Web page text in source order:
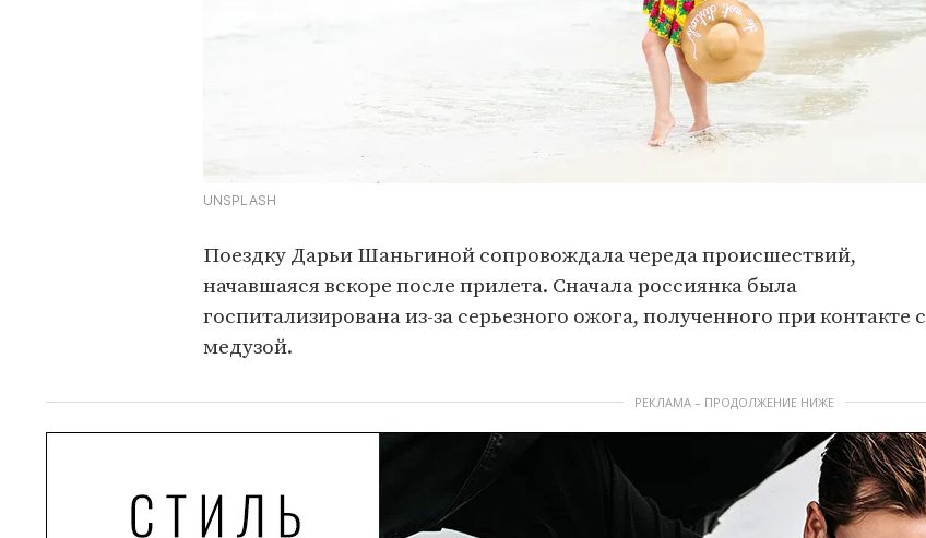
UNSPLASH
Поездку Дарьи Шаньгиной сопровождала череда происшествий,
начавшаяся вскоре после прилета. Сначала россиянка была
госпитализирована из-за серьезного ожога, полученного при контакте с
медузой.
РЕКЛАМА – ПРОДОЛЖЕНИЕ НИЖЕ